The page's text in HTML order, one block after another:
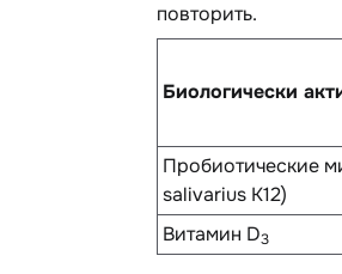
повторить.
Биологически
Пробиотические
salivarius K12)
Витамин D3